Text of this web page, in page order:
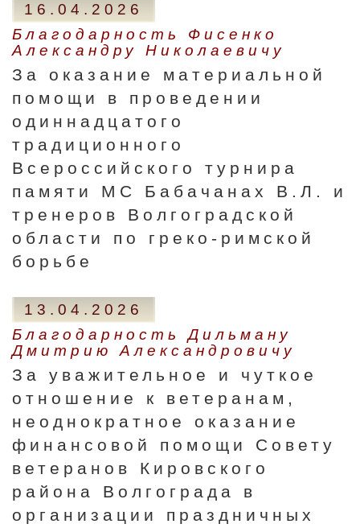
16.04.2026
Благодарность Фисенко
Александру Николаевичу
За оказание материальной
помощи в проведении
одиннадцатого
традиционного
Всероссийского турнира
памяти МС Бабачанах В.Л. и
тренеров Волгоградской
области по греко-римской
борьбе
13.04.2026
Благодарность Дильману
Дмитрию Александровичу
За уважительное и чуткое
отношение к ветеранам,
неоднократное оказание
финансовой помощи Совету
ветеранов Кировского
района Волгограда в
организации праздничных